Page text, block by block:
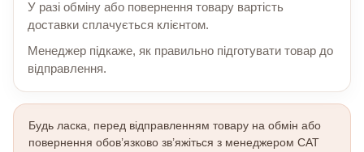
У разі обміну або повернення товару вартість
доставки сплачується клієнтом.
Менеджер підкаже, як правильно підготувати товар до
відправлення.
Будь ласка, перед відправленням товару на обмін або
повернення обов’язково зв’яжіться з менеджером CAT